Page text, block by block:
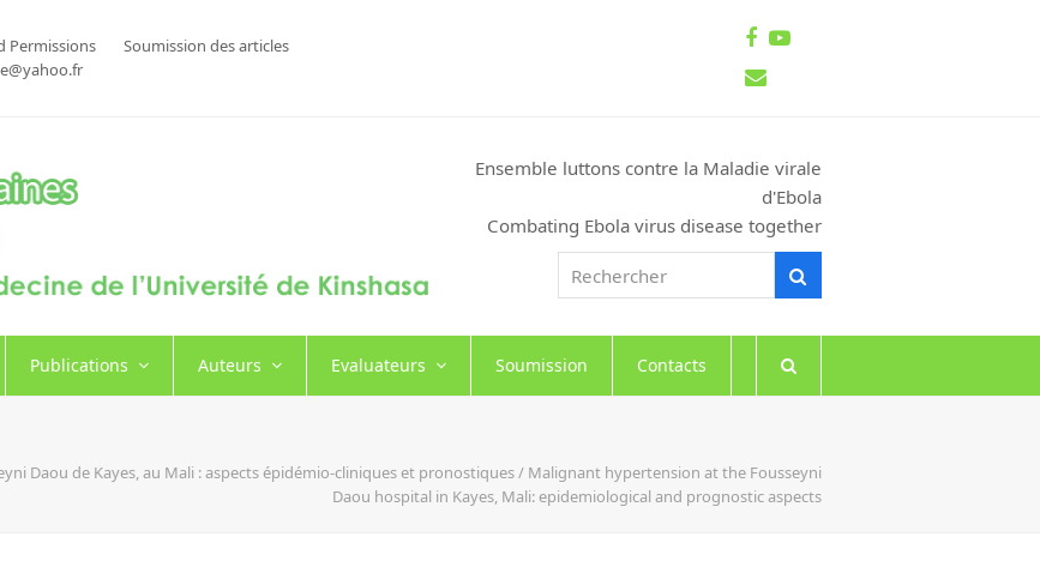
Permissions
Soumission des articles
Facebook
Youtube
Email
Ensemble luttons contre la Maladie virale
d'Ebola
Combating Ebola virus disease together
Rechercher
Publications Auteurs Evaluateurs Soumission Contacts
Daou de Kayes, au Mali : aspects épidémio-cliniques et pronostiques / Malignant hypertension at the Fousseyni
Daou hospital in Kayes, Mali: epidemiological and prognostic aspects